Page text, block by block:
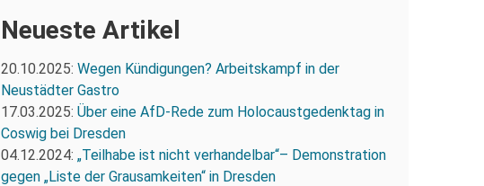
Neueste Artikel
20.10.2025: Wegen Kündigungen? Arbeitskampf in der
Neustädter Gastro
17.03.2025: Über eine AfD-Rede zum Holocaustgedenktag in
Coswig bei Dresden
04.12.2024: „Teilhabe ist nicht verhandelbar“– Demonstration
gegen „Liste der Grausamkeiten“ in Dresden